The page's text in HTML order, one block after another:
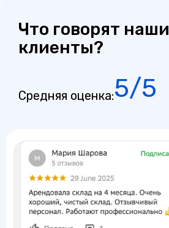
Что говорят наши
клиенты?
Средняя оценка:5/5